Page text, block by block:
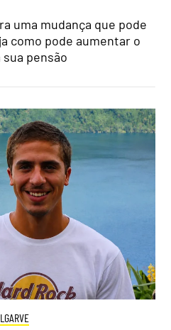
uma mudança que pode
como pode aumentar o
pensão